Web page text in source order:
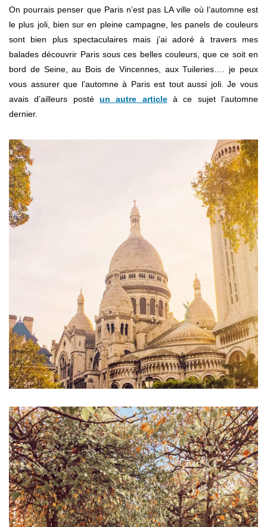
On pourrais penser que Paris n’est pas LA ville où l’automne est
le plus joli, bien sur en pleine campagne, les panels de couleurs
sont bien plus spectaculaires mais j’ai adoré à travers mes
balades découvrir Paris sous ces belles couleurs, que ce soit en
bord de Seine, au Bois de Vincennes, aux Tuileries…. je peux
vous assurer que l’automne à Paris est tout aussi joli. Je vous
avais d’ailleurs posté un autre articleà ce sujet l’automne
dernier.